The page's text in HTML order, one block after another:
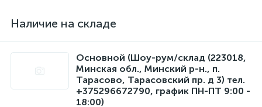
Наличие на складе
Основной (Шоу-рум/склад (223018,
Минская обл., Минский р-н., п.
Тарасово, Тарасовский пр. д 3) тел.
+375296672790, график ПН-ПТ 9:00 -
18:00)